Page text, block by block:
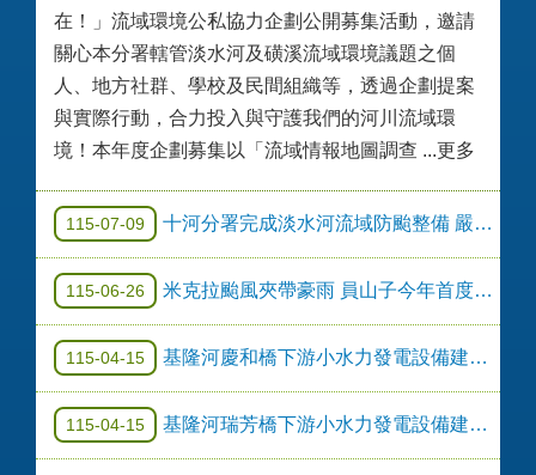
在！」流域環境公私協力企劃公開募集活動，邀請
關心本分署轄管淡水河及磺溪流域環境議題之個
人、地方社群、學校及民間組織等，透過企劃提案
與實際行動，合力投入與守護我們的河川流域環
境！本年度企劃募集以「流域情報地圖調查 ...更多
115-07-09 十河分署完成淡水河流域防颱整備 嚴陣以待巴威颱風
115-06-26 米克拉颱風夾帶豪雨 員山子今年首度分洪
115-04-15 基隆河慶和橋下游小水力發電設備建置－公開徵求公告
115-04-15 基隆河瑞芳橋下游小水力發電設備建置－公開徵求公告